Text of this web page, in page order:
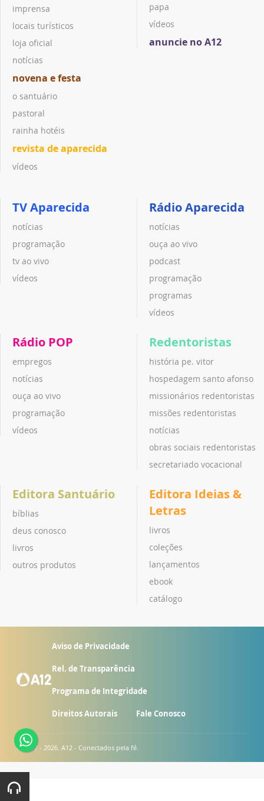
imprensa
locais turísticos
loja oficial
notícias
novena e festa
o santuário
pastoral
rainha hotéis
revista de aparecida
vídeos
papa
vídeos
anuncie no A12
TV Aparecida
notícias
programação
tv ao vivo
vídeos
Rádio Aparecida
notícias
ouça ao vivo
podcast
programação
programas
vídeos
Rádio POP
empregos
notícias
ouça ao vivo
programação
vídeos
Redentoristas
história pe. vitor
hospedagem santo afonso
missionários redentoristas
missões redentoristas
notícias
obras sociais redentoristas
secretariado vocacional
Editora Santuário
bíblias
deus conosco
livros
outros produtos
Editora Ideias &
Letras
livros
coleções
lançamentos
ebook
catálogo
Aviso de Privacidade
Rel. de Transparência
Programa de Integridade
Direitos Autorais Fale Conosco
© 2007 - 2026. A12 - Conectados pela fé.